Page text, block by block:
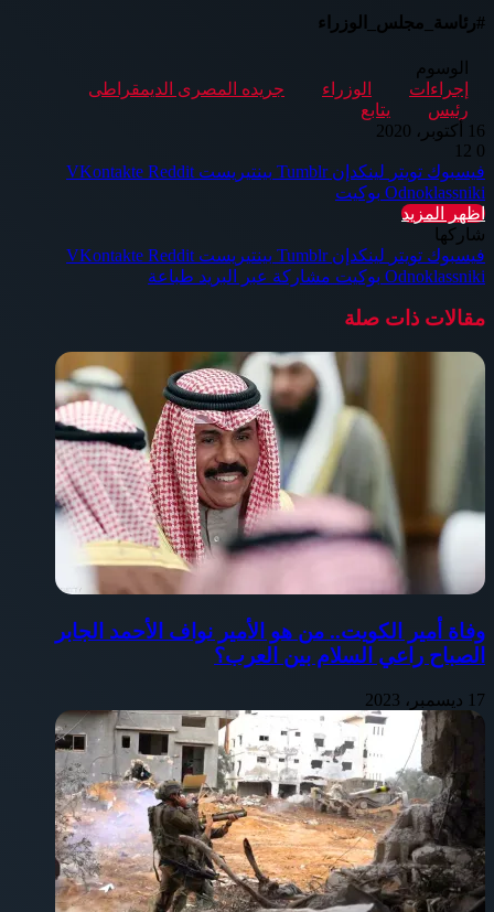
#رئاسة_مجلس_الوزراء
الوسوم
إجراءات
الوزراء
جريده المصرى الديمقراطى
رئيس
يتابع
16 أكتوبر، 2020
0
فيسبوك تويتر لينكدإن بينتيريست
Odnoklassniki بوكيت
اظهر المزيد
شاركها
فيسبوك تويتر لينكدإن بينتيريست
Odnoklassniki بوكيت مشاركة عبر البريد طباعة
مقالات ذات صلة
وفاة أمير الكويت.. من هو الأمير نواف الأحمد الجابر
الصباح راعي السلام بين العرب؟
17 ديسمبر، 2023